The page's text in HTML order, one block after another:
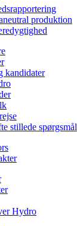
produktion
kandidater
stillede spørgsmål
Hydro